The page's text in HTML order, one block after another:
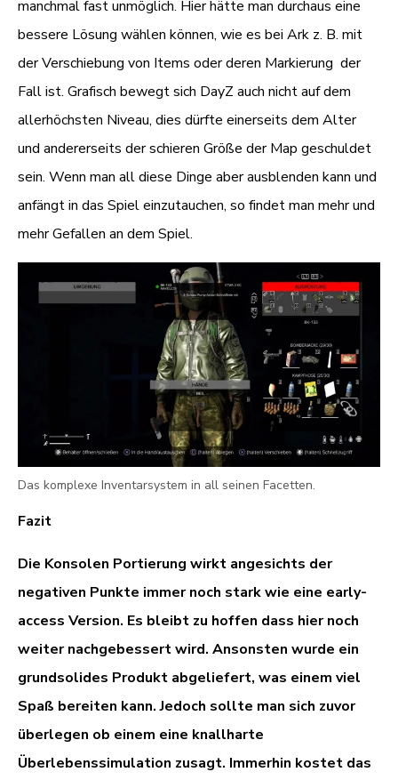
manchmal fast unmöglich. Hier hätte man durchaus eine
bessere Lösung wählen können, wie es bei Ark z. B. mit
der Verschiebung von Items oder deren Markierung der
Fall ist. Grafisch bewegt sich DayZ auch nicht auf dem
allerhöchsten Niveau, dies dürfte einerseits dem Alter
und andererseits der schieren Größe der Map geschuldet
sein. Wenn man all diese Dinge aber ausblenden kann und
anfängt in das Spiel einzutauchen, so findet man mehr und
mehr Gefallen an dem Spiel.
Das komplexe Inventarsystem in all seinen Facetten.
Fazit
Die Konsolen Portierung wirkt angesichts der
negativen Punkte immer noch stark wie eine early-
access Version. Es bleibt zu hoffen dass hier noch
weiter nachgebessert wird. Ansonsten wurde ein
grundsolides Produkt abgeliefert, was einem viel
Spaß bereiten kann. Jedoch sollte man sich zuvor
überlegen ob einem eine knallharte
Überlebenssimulation zusagt. Immerhin kostet das